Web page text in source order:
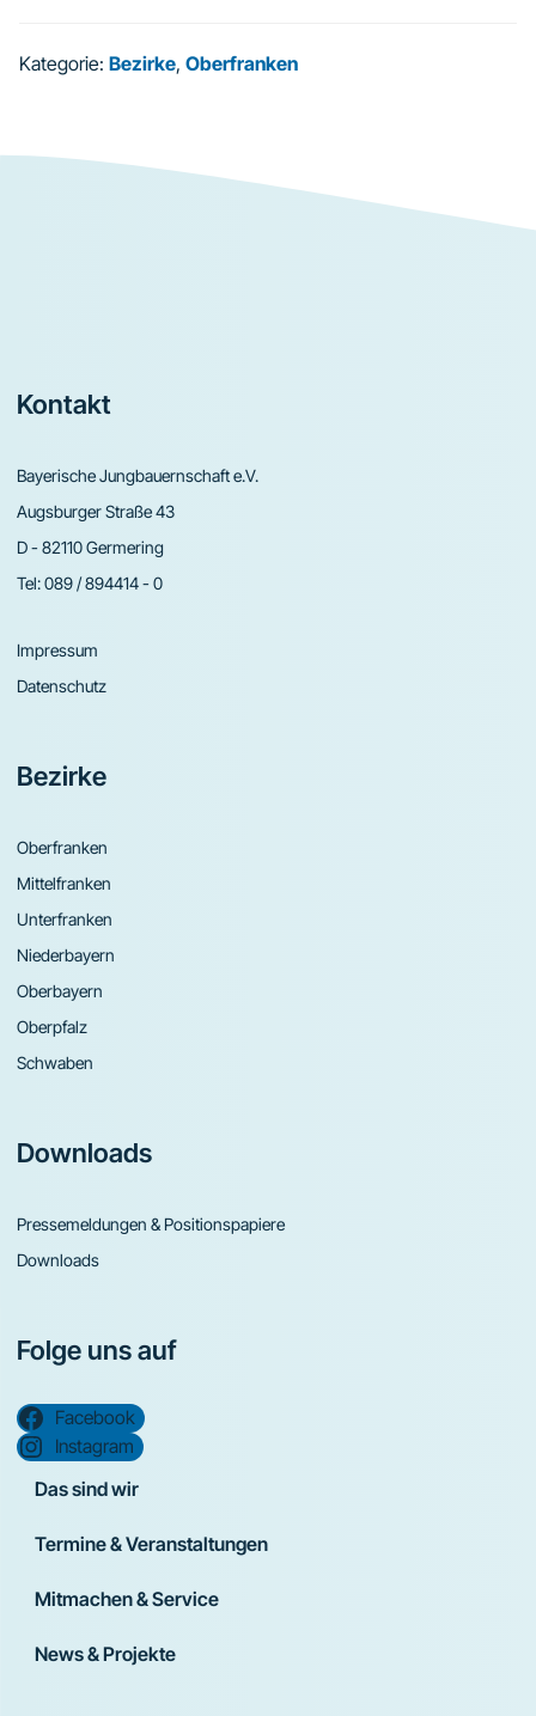
Kategorie: Bezirke, Oberfranken
Footer
Kontakt
Bayerische Jungbauernschaft e.V.
Augsburger Straße 43
D - 82110 Germering
Tel:089 / 894414 - 0
Impressum
Datenschutz
Bezirke
Oberfranken
Mittelfranken
Unterfranken
Niederbayern
Oberbayern
Oberpfalz
Schwaben
Downloads
Pressemeldungen & Positionspapiere
Downloads
Folge uns auf
Facebook
Instagram
Das sind wir
Termine & Veranstaltungen
Mitmachen & Service
News & Projekte